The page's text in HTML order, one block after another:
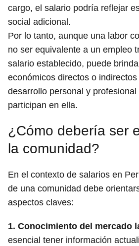
cargo, el salario podría reflejar
social adicional.
Por lo tanto, aunque una labor
no ser equivalente a un empleo
salario establecido, puede
económicos directos o indirectos
desarrollo personal y
participan en ella.
¿Cómo debería ser
la comunidad?
En el contexto de salarios en
de una comunidad debe
aspectos claves:
1. Conocimiento del mercado
esencial tener información